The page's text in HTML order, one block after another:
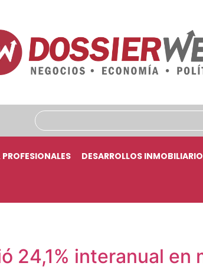
DESARROLLOS
24,1% interanual en